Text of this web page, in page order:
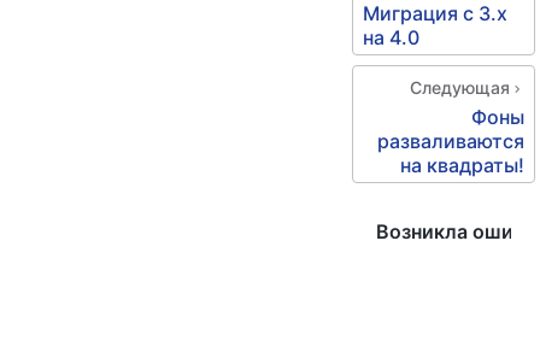
Миграция с 3.x
на 4.0
Следующая
Фоны
разваливаются
на квадраты!